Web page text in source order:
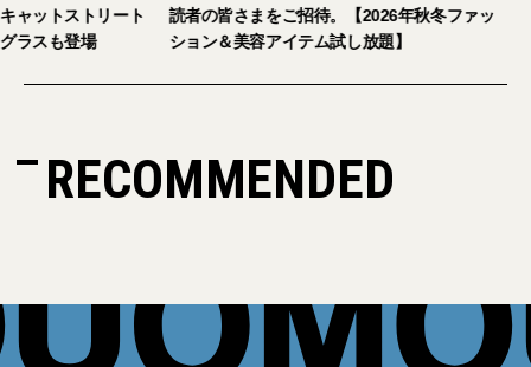
ャットストリート
ラスも登場
読者の皆さまをご招待。【2026年秋冬ファッ
ション＆美容アイテム試し放題】
RECOMMENDED